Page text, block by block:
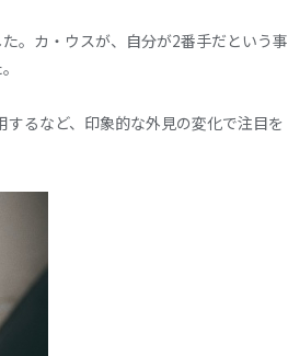
。カ・ウスが、自分が2番手だという事
るなど、印象的な外見の変化で注目を